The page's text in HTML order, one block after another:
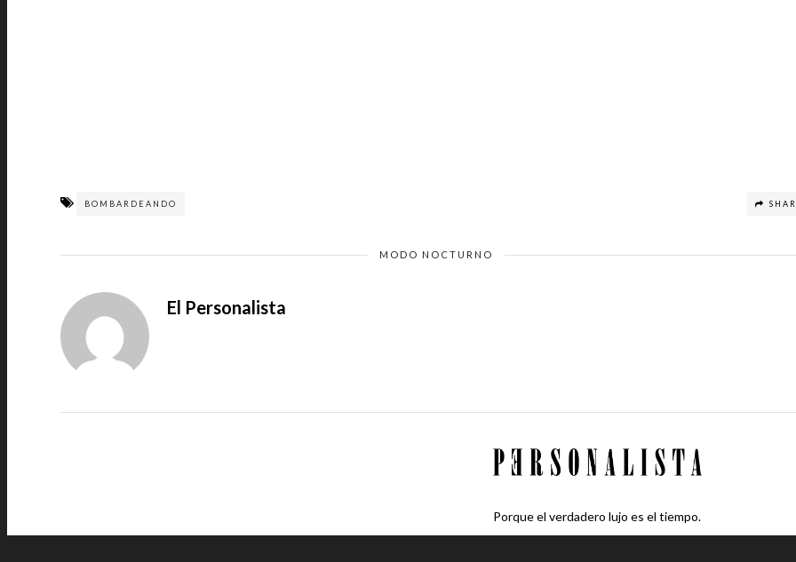
BOMBARDEANDO
MODO NOCTURNO
El Personalista
Porque el verdadero lujo es el tiempo.